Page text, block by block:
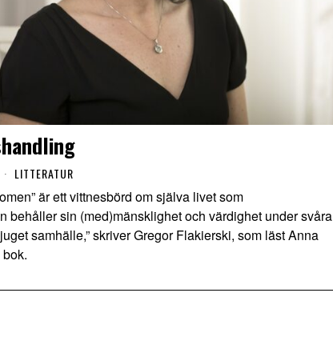
LITTERATUR
är ett vittnesbörd om själva livet som
behåller sin (med)mänsklighet och värdighet under svåra
samhälle,” skriver Gregor Flakierski, som läst Anna